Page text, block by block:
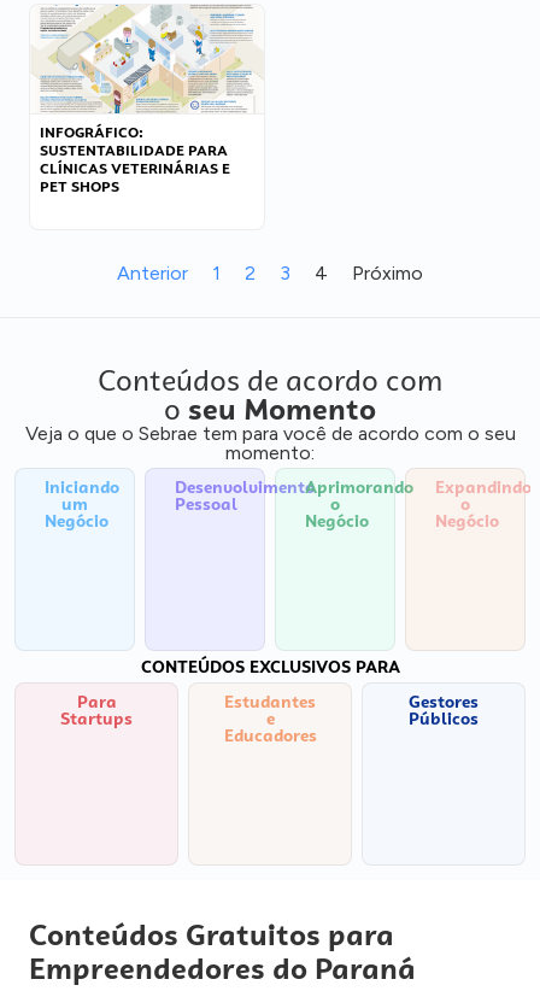
INFOGRÁFICO:
SUSTENTABILIDADE PARA
CLÍNICAS VETERINÁRIAS E
PET SHOPS
Anterior 1 2 3 4 Próximo
Conteúdos de acordo com
o seu Momento
Veja o que o Sebrae tem para você de acordo com o seu
momento:
Iniciando
um
Negócio
Desenvolvimento
Pessoal
Aprimorando
o
Negócio
Expandindo
o
Negócio
CONTEÚDOS EXCLUSIVOS PARA
Para
Startups
Estudantes
e
Educadores
Gestores
Públicos
Conteúdos Gratuitos para
Empreendedores do Paraná